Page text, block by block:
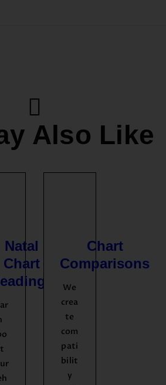
Also Like
Natal
Chart
Chart
Comparisons
We
crea
te
com
pati
bilit
y